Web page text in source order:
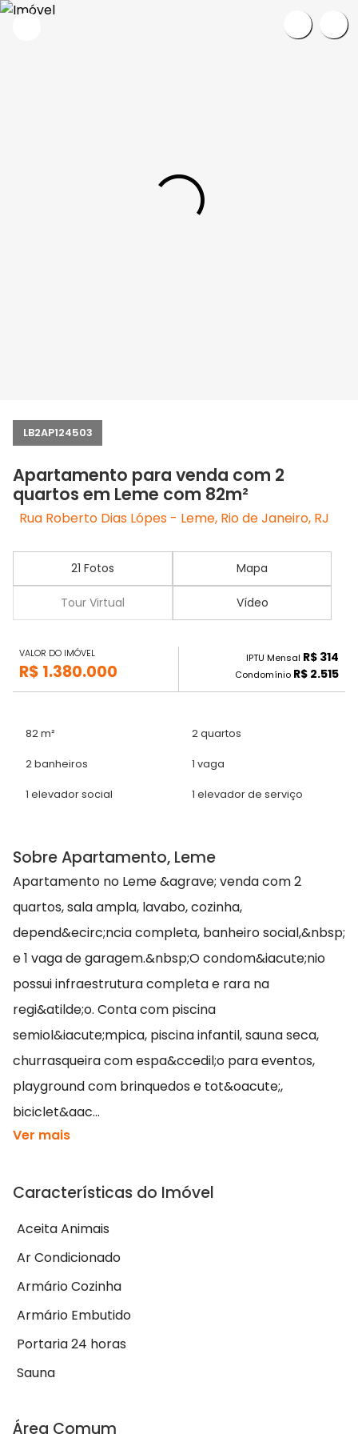
LB2AP124503
Apartamento para venda com 2
quartos em Leme com 82m²
Rua Roberto Dias Lópes - Leme, Rio de Janeiro, RJ
21 Fotos Mapa
Tour Virtual Vídeo
VALOR DO IMÓVEL
R$ 1.380.000
IPTU Mensal R$ 314
Condomínio R$ 2.515
82 m² 2 quartos
2 banheiros 1 vaga
1 elevador social 1 elevador de serviço
Sobre Apartamento, Leme
Apartamento no Leme &agrave; venda com 2
quartos, sala ampla, lavabo, cozinha,
depend&ecirc;ncia completa, banheiro social,&nbsp;
e 1 vaga de garagem.&nbsp;O condom&iacute;nio
possui infraestrutura completa e rara na
regi&atilde;o. Conta com piscina
semiol&iacute;mpica, piscina infantil, sauna seca,
churrasqueira com espa&ccedil;o para eventos,
playground com brinquedos e tot&oacute;,
biciclet&aac...
Ver mais
Características do Imóvel
Aceita Animais
Ar Condicionado
Armário Cozinha
Armário Embutido
Portaria 24 horas
Sauna
Área Comum